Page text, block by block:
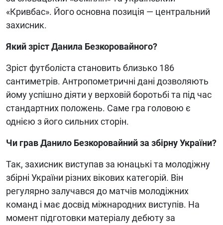
«Кривбас». Його основна позиція — центральний
захисник.
Який зріст Данила Безкоровайного?
Зріст футболіста становить близько 186
сантиметрів. Антропометричні дані дозволяють
йому успішно діяти у верховій боротьбі та під час
стандартних положень. Саме гра головою є
однією з його сильних сторін.
Чи грав Данило Безкоровайний за збірну України?
Так, захисник виступав за юнацькі та молодіжну
збірні України різних вікових категорій. Він
регулярно залучався до матчів молодіжних
команд і має досвід міжнародних виступів. На
момент підготовки матеріалу дебюту за